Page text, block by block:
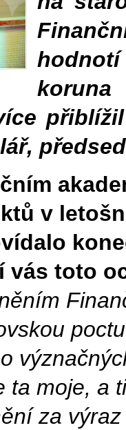
hodnotí
koruna
v
vás toto
ta moje, a
za